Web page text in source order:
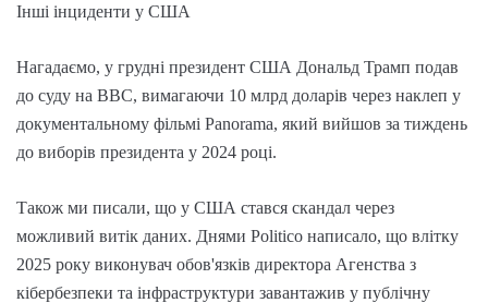
Інші інциденти у США
Нагадаємо, у грудні президент США Дональд Трамп подав
до суду на BBC, вимагаючи 10 млрд доларів через наклеп у
документальному фільмі Panorama, який вийшов за тиждень
до виборів президента у 2024 році.
Також ми писали, що у США стався скандал через
можливий витік даних. Днями Politico написало, що влітку
2025 року виконувач обов'язків директора Агенства з
кібербезпеки та інфраструктури завантажив у публічну